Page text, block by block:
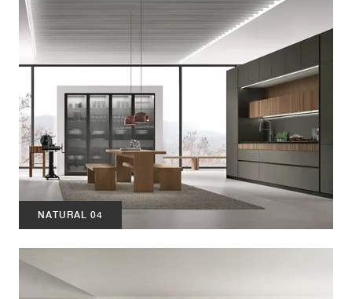
NATURAL 04